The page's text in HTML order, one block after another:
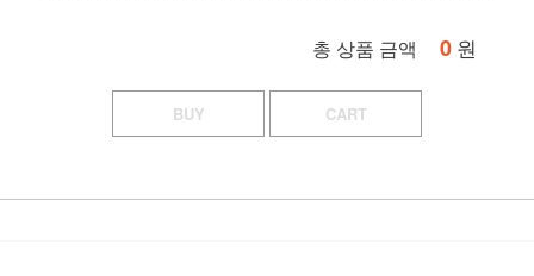
총 상품 금액 0 원
BUY CART